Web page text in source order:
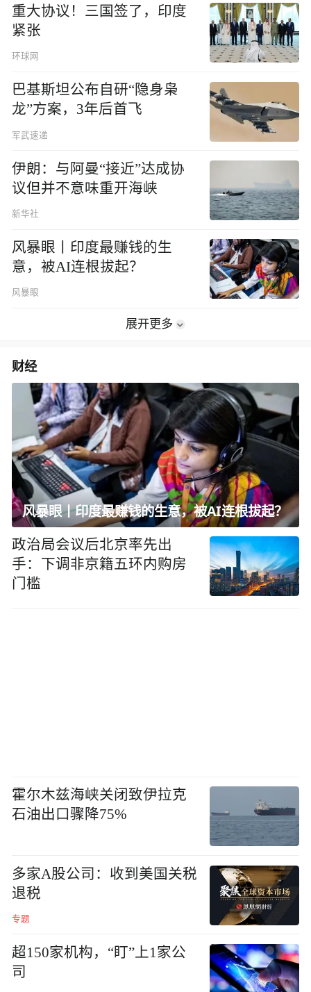
重大协议！三国签了，印度
紧张
环球网
巴基斯坦公布自研“隐身枭
龙”方案，3年后首飞
军武速递
伊朗：与阿曼“接近”达成协
议但并不意味重开海峡
新华社
风暴眼丨印度最赚钱的生
意，被AI连根拔起？
风暴眼
展开更多
财经
风暴眼丨印度最赚钱的生意，被AI连根拔起？
政治局会议后北京率先出
手：下调非京籍五环内购房
门槛
霍尔木兹海峡关闭致伊拉克
石油出口骤降75%
多家A股公司：收到美国关税
退税
专题
超150家机构，“盯”上1家公
司